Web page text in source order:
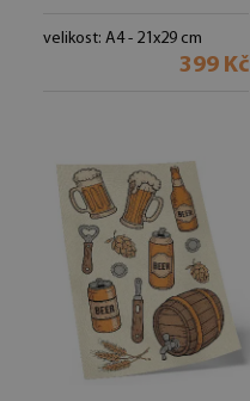
velikost: A4 - 21x29 cm
399 Kč